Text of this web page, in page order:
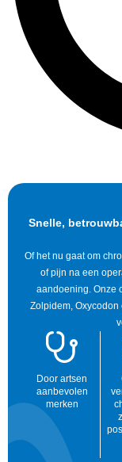
Snelle,
Of het nu gaat om
of pijn na een
aandoening. Onze
Zolpidem,
Door artsen
aanbevolen
merken